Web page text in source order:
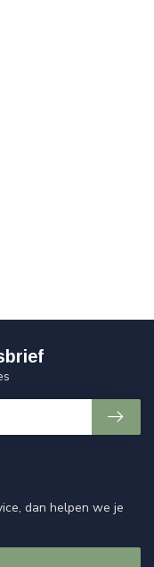
dan helpen we je